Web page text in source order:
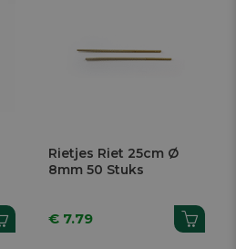
Rietjes Riet 25cm Ø
8mm 50 Stuks
€ 7.79